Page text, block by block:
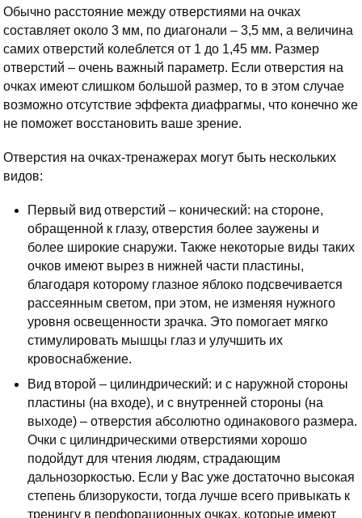
Обычно расстояние между отверстиями на очках
составляет около 3 мм, по диагонали – 3,5 мм, а величина
самих отверстий колеблется от 1 до 1,45 мм. Размер
отверстий – очень важный параметр. Если отверстия на
очках имеют слишком большой размер, то в этом случае
возможно отсутствие эффекта диафрагмы, что конечно же
не поможет восстановить ваше зрение.
Отверстия на очках-тренажерах могут быть нескольких
видов:
Первый вид отверстий – конический: на стороне,
обращенной к глазу, отверстия более заужены и
более широкие снаружи. Также некоторые виды таких
очков имеют вырез в нижней части пластины,
благодаря которому глазное яблоко подсвечивается
рассеянным светом, при этом, не изменяя нужного
уровня освещенности зрачка. Это помогает мягко
стимулировать мышцы глаз и улучшить их
кровоснабжение.
Вид второй – цилиндрический: и с наружной стороны
пластины (на входе), и с внутренней стороны (на
выходе) – отверстия абсолютно одинакового размера.
Очки с цилиндрическими отверстиями хорошо
подойдут для чтения людям, страдающим
дальнозоркостью. Если у Вас уже достаточно высокая
степень близорукости, тогда лучше всего привыкать к
тренингу в перфорационных очках, которые имеют